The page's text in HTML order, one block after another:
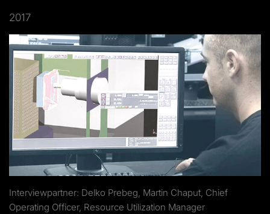
2017
Interviewpartner: Delko Prebeg, Martin Chaput, Chief
Operating Officer, Resource Utilization Manager